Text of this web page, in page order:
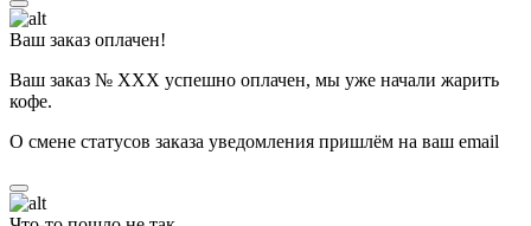
Ваш заказ оплачен!
Ваш заказ № ХХХ успешно оплачен, мы уже начали жарить
кофе.
О смене статусов заказа уведомления пришлём на ваш email